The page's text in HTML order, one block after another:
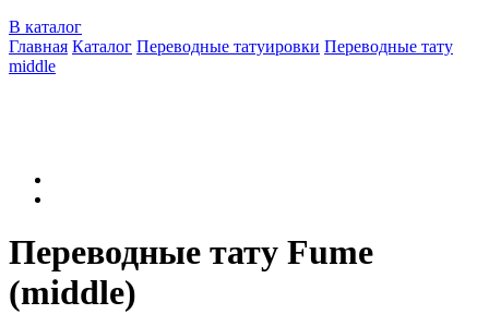
В каталог
Главная Каталог Переводные татуировки Переводные тату
middle
Переводные тату Fume
(middle)